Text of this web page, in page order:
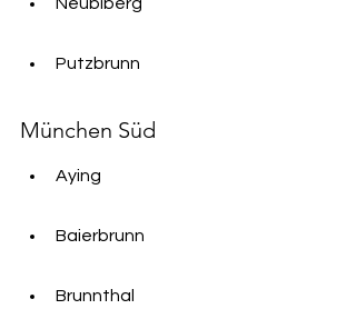
Putzbrunn
München Süd
Aying
Baierbrunn
Brunnthal